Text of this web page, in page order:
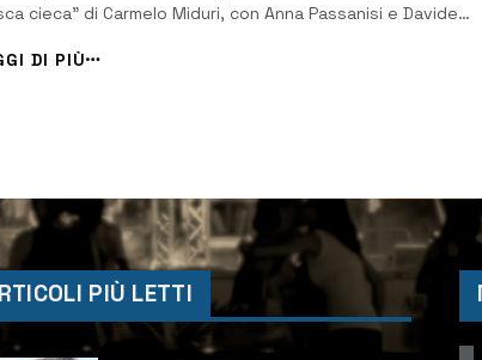
cieca” di Carmelo Miduri, con Anna Passanisi e Davide
sui monti Sicani dove migliaia di bambini
DI PIÙ
PIÙ LETTI